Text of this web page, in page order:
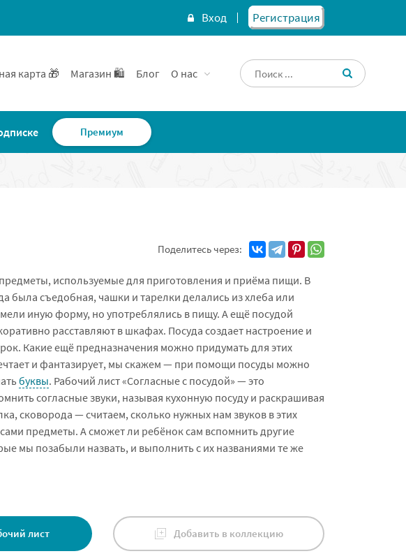
Вход Регистрация
карта 🎁 Магазин 🛍️ Блог О нас
Премиум
Поделитесь через:
используемые для приготовления и приёма пищи. В
была съедобная, чашки и тарелки делались из хлеба или
иную форму, но употреблялись в пищу. А ещё посудой
расставляют в шкафах. Посуда создает настроение и
Какие ещё предназначения можно придумать для этих
и фантазирует, мы скажем — при помощи посуды можно
буквы. Рабочий лист «Согласные с посудой» — это
согласные звуки, называя кухонную посуду и раскрашивая
сковорода — считаем, сколько нужных нам звуков в этих
предметы. А сможет ли ребёнок сам вспомнить другие
мы позабыли назвать, и выполнить с их названиями те же
лист Добавить в коллекцию